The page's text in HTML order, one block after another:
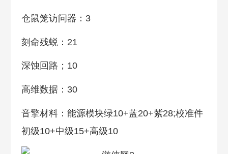
仓鼠笼访问器：3
刻命残蜕：21
深蚀回路；10
高维数据：30
音擎材料：能源模块绿10+蓝20+紫28;校准件
初级10+中级15+高级10